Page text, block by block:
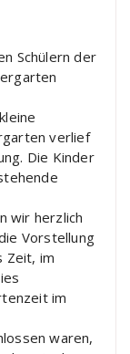
Schülern der
verlief
Die Kinder
wir herzlich
Vorstellung
Zeit, im
im
waren,